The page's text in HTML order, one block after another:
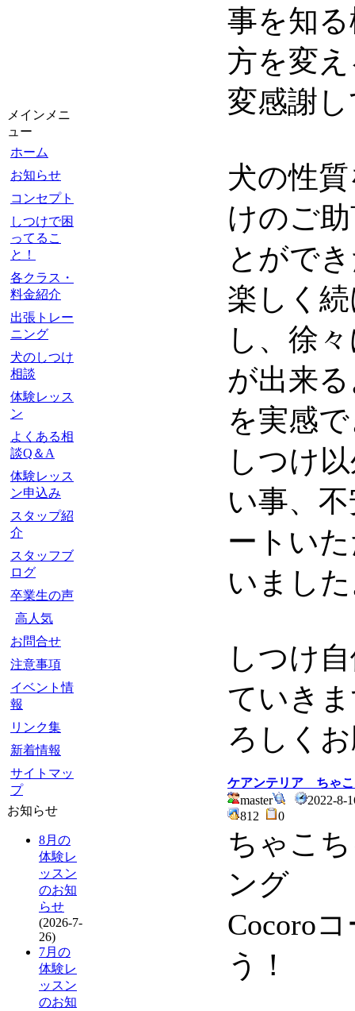
メインメニ
ュー
ホーム
お知らせ
コンセプト
しつけで困
ってるこ
と！
各クラス・
料金紹介
出張トレー
ニング
犬のしつけ
相談
体験レッス
ン
よくある相
談Q＆A
体験レッス
ン申込み
スタップ紹
介
スタッフブ
ログ
卒業生の声
高人気
お問合せ
注意事項
イベント情
報
リンク集
新着情報
サイトマッ
プ
お知らせ
8月の
体験レ
ッスン
のお知
らせ
(2026-7-
26)
7月の
体験レ
ッスン
のお知
事を知
方を変
変感謝
犬の性
けのご
とがで
楽しく
し、徐
が出来
を実感
しつけ
い事、
ートい
いまし
しつけ
ていき
ろしく
ケアンテリア ちゃこ
master
2022-8-
812
0
ちゃこ
ング
Cocoro
う！